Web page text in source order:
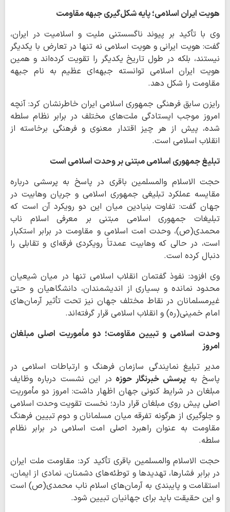
هویت ایران اسلامی؛ پایه شکل‌گیری جبهه مقاومت
وی با تأکید بر پیوند ناگسستنی ملیت و اسلامیت در ایران،
گفت: هویت ایرانی و هویت اسلامی نه تنها در تعارض با یکدیگر
نیستند، بلکه در طول تاریخ یکدیگر را تقویت کرده‌اند و همین
هویت ایران اسلامی توانسته جبهه‌ای عظیم به نام جبهه
مقاومت را شکل دهد.
رایزن سابق فرهنگی جمهوری اسلامی ایران خاطرنشان کرد: آنچه
امروز موجب ایستادگی ملت‌های مختلف در برابر نظام سلطه
شده، پیش از هر چیز اقتدار معنوی و فرهنگی برخاسته از
انقلاب اسلامی است.
تبلیغ جمهوری اسلامی مبتنی بر وحدت اسلامی است
حجت الاسلام والمسلمین باقری در پاسخ به پرسشی درباره
مقایسه عملکرد تبلیغی جمهوری اسلامی و جریان وهابیت در
جهان گفت: تفاوت بنیادین میان این دو رویکرد آن است که
تبلیغات جمهوری اسلامی مبتنی بر معرفی اسلام ناب
محمدی(ص)، وحدت امت اسلامی و مقاومت در برابر استکبار
است، در حالی که وهابیت عمدتاً رویکردی فرقه‌ای و تقابلی را
دنبال کرده است.
وی افزود: نفوذ گفتمان انقلاب اسلامی تنها در میان شیعیان
محدود نمانده و بسیاری از اندیشمندان، دانشگاهیان و حتی
غیرمسلمانان در نقاط مختلف جهان نیز تحت تأثیر آرمان‌های
امام خمینی(ره) و انقلاب اسلامی قرار گرفته‌اند.
وحدت اسلامی و تبیین مقاومت؛ دو مأموریت اصلی مبلغان
امروز
مدیر تبلیغ نمایندگی سازمان فرهنگ و ارتباطات اسلامی در
پاسخ به پرسش خبرنگار حوزه در این نشست درباره وظایف
مبلغان در شرایط کنونی جهان اظهار داشت: امروز دو مأموریت
اصلی پیش روی مبلغان قرار دارد؛ نخست تقویت وحدت اسلامی
و جلوگیری از هرگونه تفرقه میان مسلمانان و دوم تبیین فرهنگ
مقاومت به عنوان راهبرد اصلی امت اسلامی در برابر نظام
سلطه.
حجت الاسلام والمسلمین باقری تأکید کرد: مقاومت ملت ایران
در برابر فشارها، تهدیدها و توطئه‌های دشمنان، نمادی از ایمان،
استقامت و پایبندی به آرمان‌های اسلام ناب محمدی(ص) است
و این حقیقت باید برای جهانیان تبیین شود.